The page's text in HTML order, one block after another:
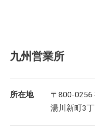
九州営業所
所在地
〒800-0256
湯川新町3